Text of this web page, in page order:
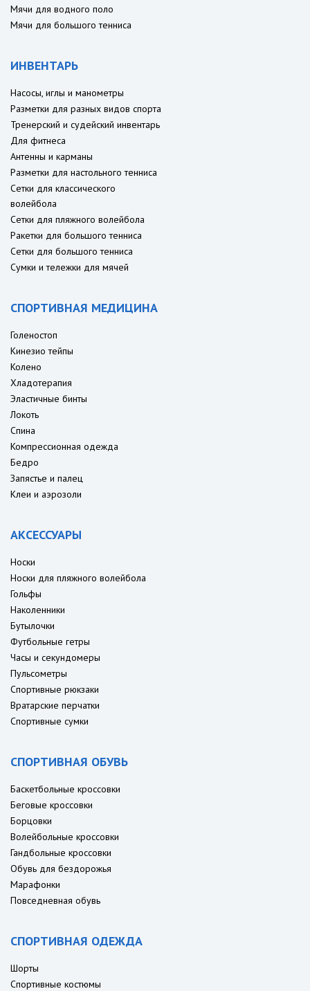
Мячи для водного поло
Мячи для большого тенниса
ИНВЕНТАРЬ
Насосы, иглы и манометры
Разметки для разных видов спорта
Тренерский и судейский инвентарь
Для фитнеса
Антенны и карманы
Разметки для настольного тенниса
Сетки для классического
волейбола
Сетки для пляжного волейбола
Ракетки для большого тенниса
Сетки для большого тенниса
Сумки и тележки для мячей
СПОРТИВНАЯ МЕДИЦИНА
Голеностоп
Кинезио тейпы
Колено
Хладотерапия
Эластичные бинты
Локоть
Спина
Компрессионная одежда
Бедро
Запястье и палец
Клеи и аэрозоли
АКСЕССУАРЫ
Носки
Носки для пляжного волейбола
Гольфы
Наколенники
Бутылочки
Футбольные гетры
Часы и секундомеры
Пульсометры
Спортивные рюкзаки
Вратарские перчатки
Спортивные сумки
СПОРТИВНАЯ ОБУВЬ
Баскетбольные кроссовки
Беговые кроссовки
Борцовки
Волейбольные кроссовки
Гандбольные кроссовки
Обувь для бездорожья
Марафонки
Повседневная обувь
СПОРТИВНАЯ ОДЕЖДА
Шорты
Спортивные костюмы